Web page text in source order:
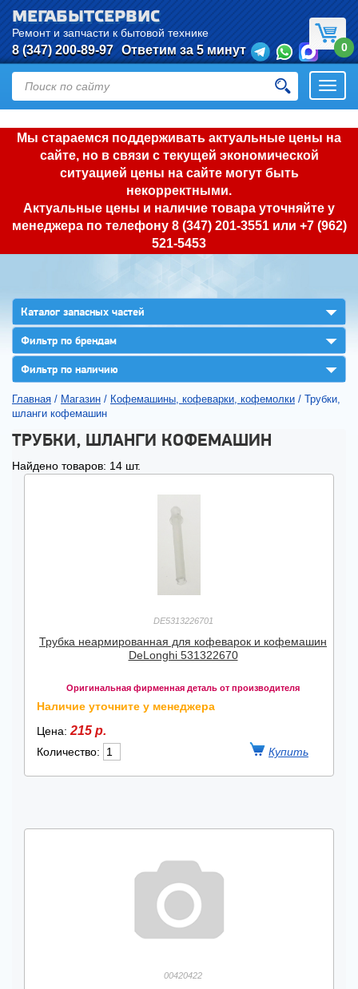
Мы стараемся поддерживать актуальные цены на
сайте, но в связи с текущей экономической
ситуацией цены на сайте могут быть
некорректными.
Актуальные цены и наличие товара уточняйте у
менеджера по телефону 8 (347) 201-3551или +7 (962)
521-5453
МЕГАБЫТСЕРВИС
Ремонт и запчасти к бытовой технике
8 (347) 200-89-97 Ответим за 5 минут 0
Каталог запасных частей ▼
Фильтр по брендам ▼
Фильтр по наличию ▼
Главная / Магазин / Кофемашины, кофеварки, кофемолки / Трубки,
шланги кофемашин
ТРУБКИ, ШЛАНГИ КОФЕМАШИН
Найдено товаров: 14 шт.
DE5313226701
Трубка неармированная для кофеварок и кофемашин
DeLonghi 531322670
Оригинальная фирменная деталь от производителя
Наличие уточните у менеджера
Цена: 215 р.
Количество:
00420422